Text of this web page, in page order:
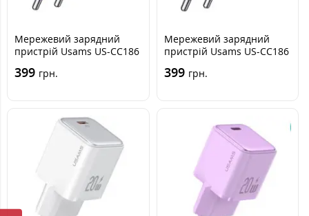
Мережевий зарядний
пристрій Usams US-CC186
399 грн.
Мережевий зарядний
пристрій Usams US-CC186
399 грн.